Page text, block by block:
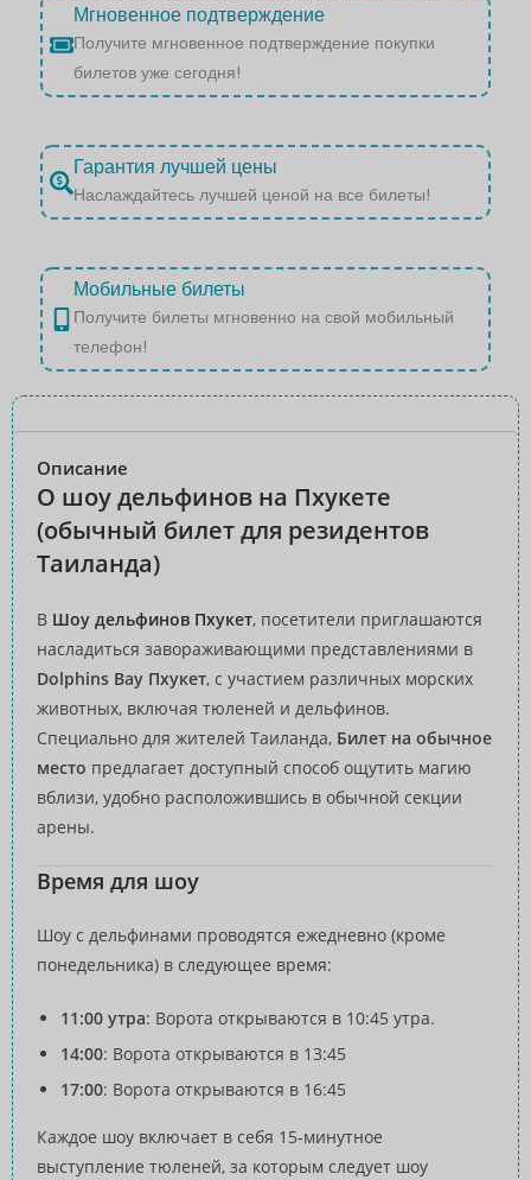
Мгновенное подтверждение
Получите мгновенное подтверждение покупки
билетов уже сегодня!
Гарантия лучшей цены
Наслаждайтесь лучшей ценой на все билеты!
Мобильные билеты
Получите билеты мгновенно на свой мобильный
телефон!
Описание
О шоу дельфинов на Пхукете
(обычный билет для резидентов
Таиланда)
В Шоу дельфинов Пхукет, посетители приглашаются
насладиться завораживающими представлениями в
Dolphins Bay Пхукет, с участием различных морских
животных, включая тюленей и дельфинов.
Специально для жителей Таиланда, Билет на обычное
место предлагает доступный способ ощутить магию
вблизи, удобно расположившись в обычной секции
арены.
Время для шоу
Шоу с дельфинами проводятся ежедневно (кроме
понедельника) в следующее время:
11:00 утра: Ворота открываются в 10:45 утра.
14:00: Ворота открываются в 13:45
17:00: Ворота открываются в 16:45
Каждое шоу включает в себя 15-минутное
выступление тюленей, за которым следует шоу